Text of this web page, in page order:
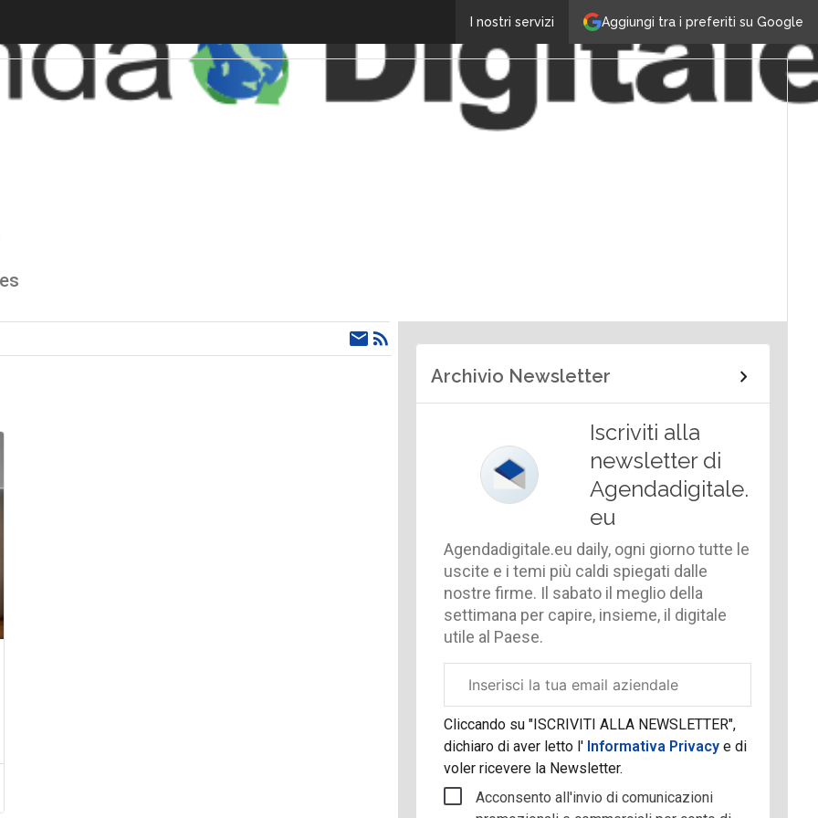
Aggiungi tra i preferiti su Google
I nostri servizi
Archivio Newsletter
Iscriviti alla
newsletter di
Agendadigitale.
eu
Agendadigitale.eu daily, ogni giorno tutte le
uscite e i temi più caldi spiegati dalle
nostre firme. Il sabato il meglio della
settimana per capire, insieme, il digitale
utile al Paese.
aziendale
Cliccando su "ISCRIVITI ALLA NEWSLETTER",
dichiaro di aver letto l' Informativa Privacye di
voler ricevere la Newsletter.
Acconsento all'invio di comunicazioni